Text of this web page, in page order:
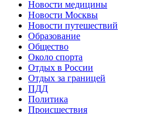
Новости медицины
Новости Москвы
Новости путешествий
Образование
Общество
Около спорта
Отдых в России
Отдых за границей
ПДД
Политика
Происшествия